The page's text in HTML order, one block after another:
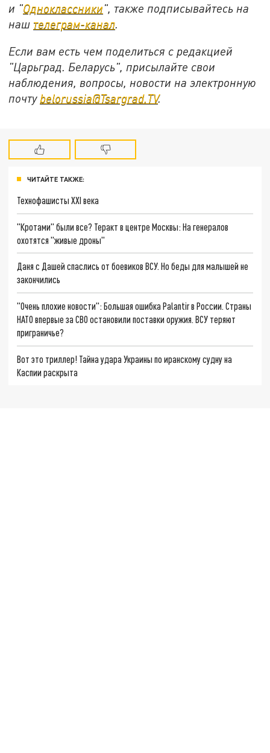
и "Одноклассники", также подписывайтесь на
наш телеграм-канал
Если вам есть чем поделиться с редакцией
"Царьград. Беларусь", присылайте свои
наблюдения, вопросы, новости на электронную
почту belorussia@Tsargrad.TV.
ЧИТАЙТЕ ТАКЖЕ:
Технофашисты XXI века
"Кротами" были все? Теракт в центре Москвы: На генералов
охотятся "живые дроны"
Даня с Дашей спаслись от боевиков ВСУ. Но беды для малышей не
закончились
"Очень плохие новости": Большая ошибка Palantir в России. Страны
НАТО впервые за СВО остановили поставки оружия. ВСУ теряют
приграничье?
Вот это триллер! Тайна удара Украины по иранскому судну на
Каспии раскрыта